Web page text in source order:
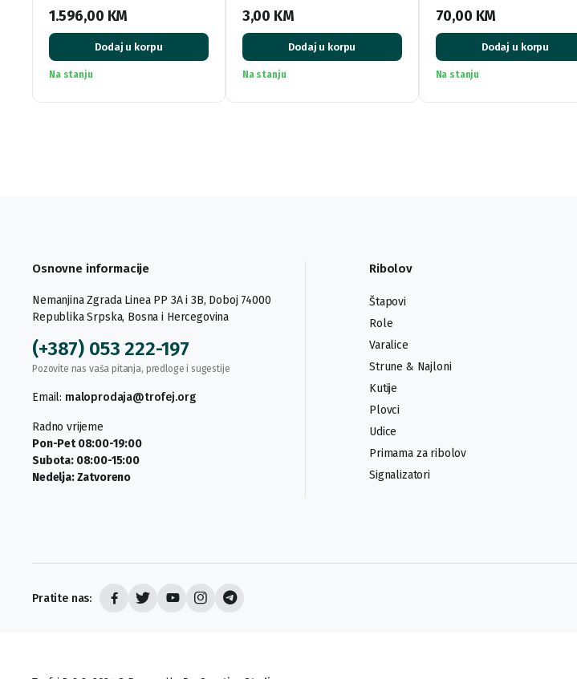
1.596,00 KM
Dodaj u korpu
Na stanju
3,00 KM
Dodaj u korpu
Na stanju
70,00 KM
Dodaj u korpu
Na stanju
Osnovne informacije
Nemanjina Zgrada Linea PP 3A i 3B, Doboj 74000
Republika Srpska, Bosna i Hercegovina
(+387) 053 222-197
Pozovite nas vaša pitanja, predloge i sugestije
Email: maloprodaja@trofej.org
Radno vrijeme
Pon-Pet 08:00-19:00
Subota: 08:00-15:00
Nedelja: Zatvoreno
Ribolov
Štapovi
Role
Varalice
Strune & Najloni
Kutije
Plovci
Udice
Primama za ribolov
Signalizatori
Pratite nas: